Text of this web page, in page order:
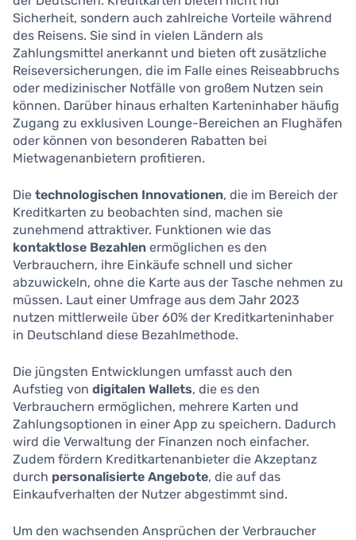
Sicherheit, sondern auch zahlreiche Vorteile während
des Reisens. Sie sind in vielen Ländern als
Zahlungsmittel anerkannt und bieten oft zusätzliche
Reiseversicherungen, die im Falle eines Reiseabbruchs
oder medizinischer Notfälle von großem Nutzen sein
können. Darüber hinaus erhalten Karteninhaber häufig
Zugang zu exklusiven Lounge-Bereichen an Flughäfen
oder können von besonderen Rabatten bei
Mietwagenanbietern profitieren.
Die technologischen Innovationen, die im Bereich der
Kreditkarten zu beobachten sind, machen sie
zunehmend attraktiver. Funktionen wie das
kontaktlose Bezahlen ermöglichen es den
Verbrauchern, ihre Einkäufe schnell und sicher
abzuwickeln, ohne die Karte aus der Tasche nehmen zu
müssen. Laut einer Umfrage aus dem Jahr 2023
nutzen mittlerweile über 60% der Kreditkarteninhaber
in Deutschland diese Bezahlmethode.
Die jüngsten Entwicklungen umfasst auch den
Aufstieg von digitalen Wallets, die es den
Verbrauchern ermöglichen, mehrere Karten und
Zahlungsoptionen in einer App zu speichern. Dadurch
wird die Verwaltung der Finanzen noch einfacher.
Zudem fördern Kreditkartenanbieter die Akzeptanz
durch personalisierte Angebote, die auf das
Einkaufverhalten der Nutzer abgestimmt sind.
Um den wachsenden Ansprüchen der Verbraucher